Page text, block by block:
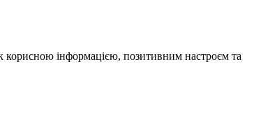
корисною інформацією, позитивним настроєм та